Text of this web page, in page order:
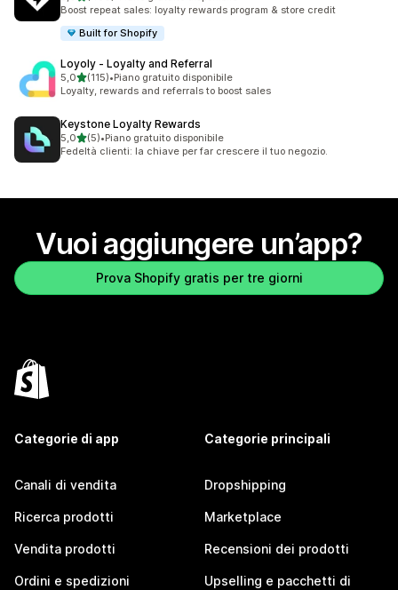
Boost repeat sales: loyalty rewards program & store credit
Built for Shopify
Loyoly ‑ Loyalty and Referral
5,0stelle su 5
(115)
115 recensioni totali
•Piano gratuito disponibile
Loyalty, rewards and referrals to boost sales
Keystone Loyalty Rewards
5,0stelle su 5
(5)
5 recensioni totali
•Piano gratuito disponibile
Fedeltà clienti: la chiave per far crescere il tuo negozio.
Vuoi aggiungere un’app?
Prova Shopify gratis per tre giorni
Categorie di app
Canali di vendita
Ricerca prodotti
Vendita prodotti
Ordini e spedizioni
Categorie principali
Dropshipping
Marketplace
Recensioni dei prodotti
Upselling e pacchetti di